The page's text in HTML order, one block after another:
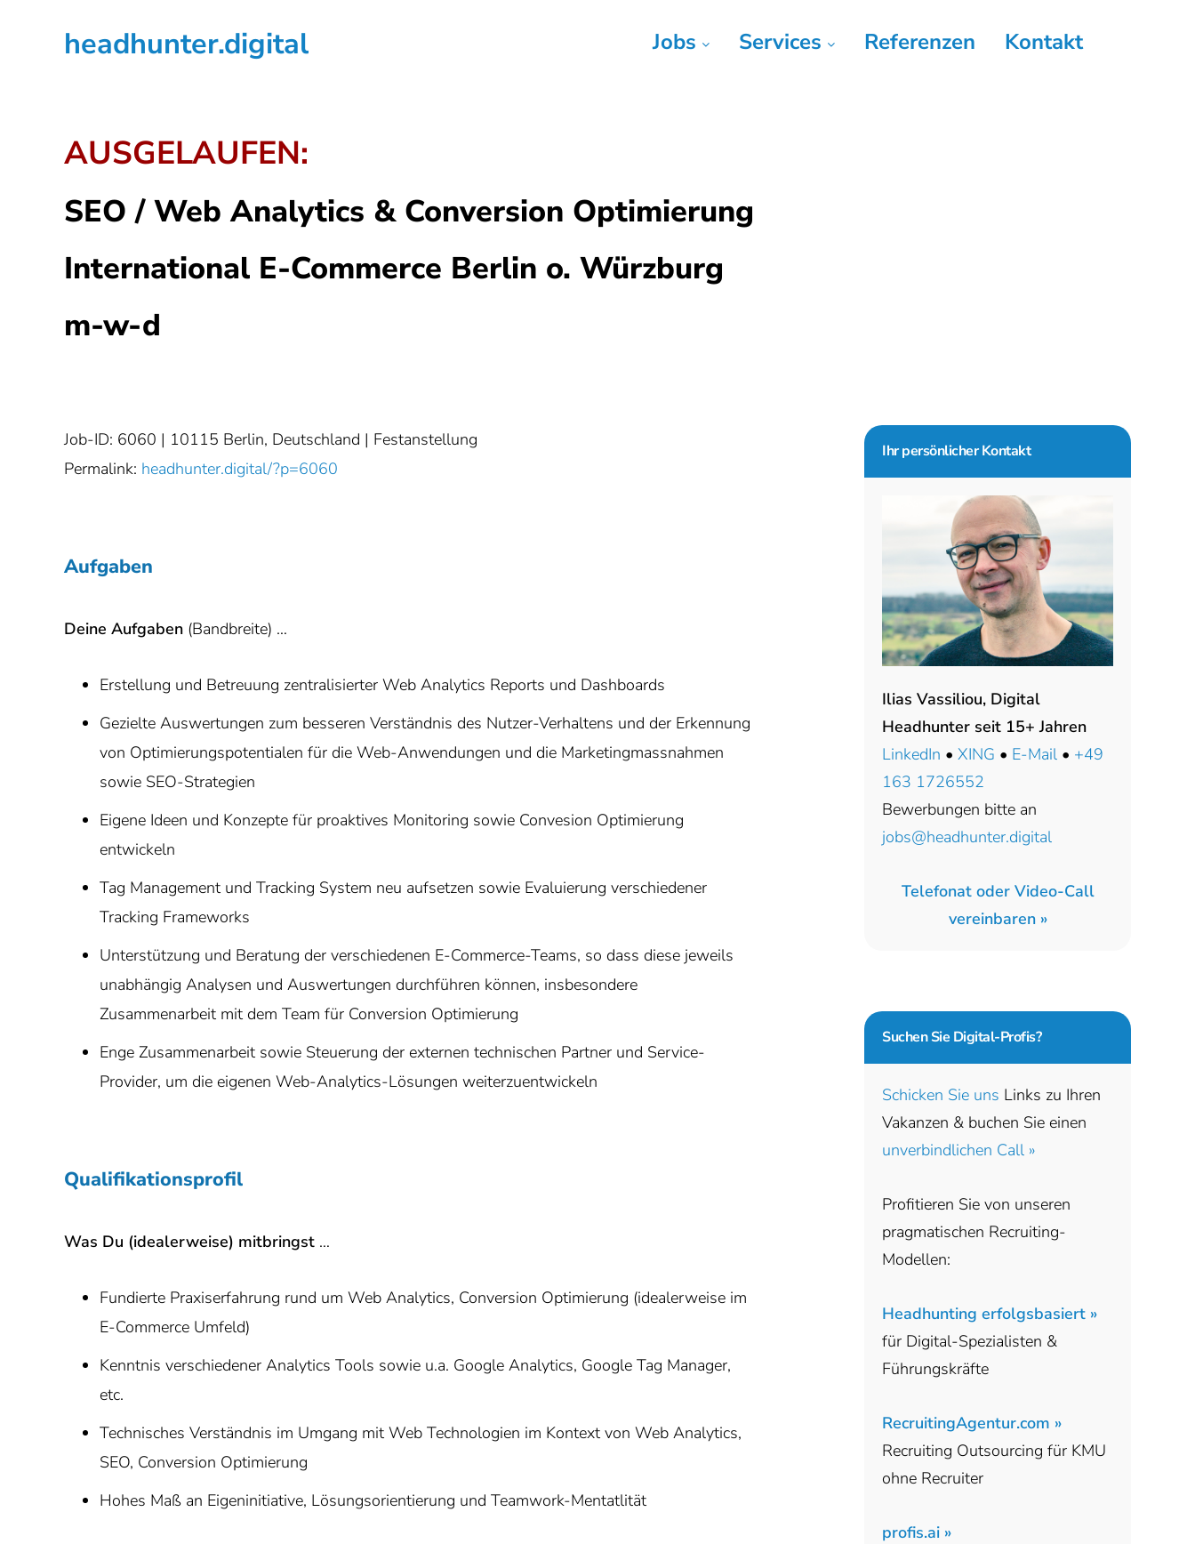
Hauptnavigation
Seitenspalteheadhunter.digital Jobs Services Referenzen Kontakt
AUSGELAUFEN:
SEO / Web Analytics & Conversion Optimierung
International E-Commerce Berlin o. Würzburg
m-w-d
Job-ID: 6060 | 10115 Berlin, Deutschland | Festanstellung
Permalink: headhunter.digital/?p=6060
Aufgaben
Deine Aufgaben (Bandbreite) …
Erstellung und Betreuung zentralisierter Web Analytics Reports und Dashboards
Gezielte Auswertungen zum besseren Verständnis des Nutzer-Verhaltens und der Erkennung
von Optimierungspotentialen für die Web-Anwendungen und die Marketingmassnahmen
sowie SEO-Strategien
Eigene Ideen und Konzepte für proaktives Monitoring sowie Convesion Optimierung
entwickeln
Tag Management und Tracking System neu aufsetzen sowie Evaluierung verschiedener
Tracking Frameworks
Unterstützung und Beratung der verschiedenen E-Commerce-Teams, so dass diese jeweils
unabhängig Analysen und Auswertungen durchführen können, insbesondere
Zusammenarbeit mit dem Team für Conversion Optimierung
Enge Zusammenarbeit sowie Steuerung der externen technischen Partner und Service-
Provider, um die eigenen Web-Analytics-Lösungen weiterzuentwickeln
Qualifikationsprofil
Was Du (idealerweise) mitbringst …
Fundierte Praxiserfahrung rund um Web Analytics, Conversion Optimierung (idealerweise im
E-Commerce Umfeld)
Kenntnis verschiedener Analytics Tools sowie u.a. Google Analytics, Google Tag Manager,
etc.
Technisches Verständnis im Umgang mit Web Technologien im Kontext von Web Analytics,
SEO, Conversion Optimierung
Hohes Maß an Eigeninitiative, Lösungsorientierung und Teamwork-Mentatlität
Seitenspalte
Ihr persönlicher Kontakt
Ilias Vassiliou, Digital
Headhunter seit 15+ Jahren
LinkedIn • XING • E-Mail • +49
163 1726552
Bewerbungen bitte an
jobs@headhunter.digital
Telefonat oder Video-Call
vereinbaren »
Suchen Sie Digital-Profis?
Schicken Sie uns Links zu Ihren
Vakanzen & buchen Sie einen
unverbindlichen Call »
Profitieren Sie von unseren
pragmatischen Recruiting-
Modellen:
Headhunting erfolgsbasiert »
für Digital-Spezialisten &
Führungskräfte
RecruitingAgentur.com »
Recruiting Outsourcing für KMU
ohne Recruiter
profis.ai »